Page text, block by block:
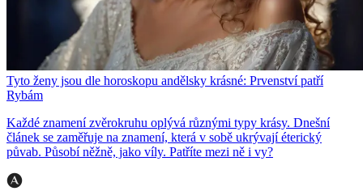
Tyto ženy jsou dle horoskopu andělsky krásné: Prvenství patří
Rybám
Každé znamení zvěrokruhu oplývá různými typy krásy. Dnešní
článek se zaměřuje na znamení, která v sobě ukrývají éterický
půvab. Působí něžně, jako víly. Patříte mezi ně i vy?